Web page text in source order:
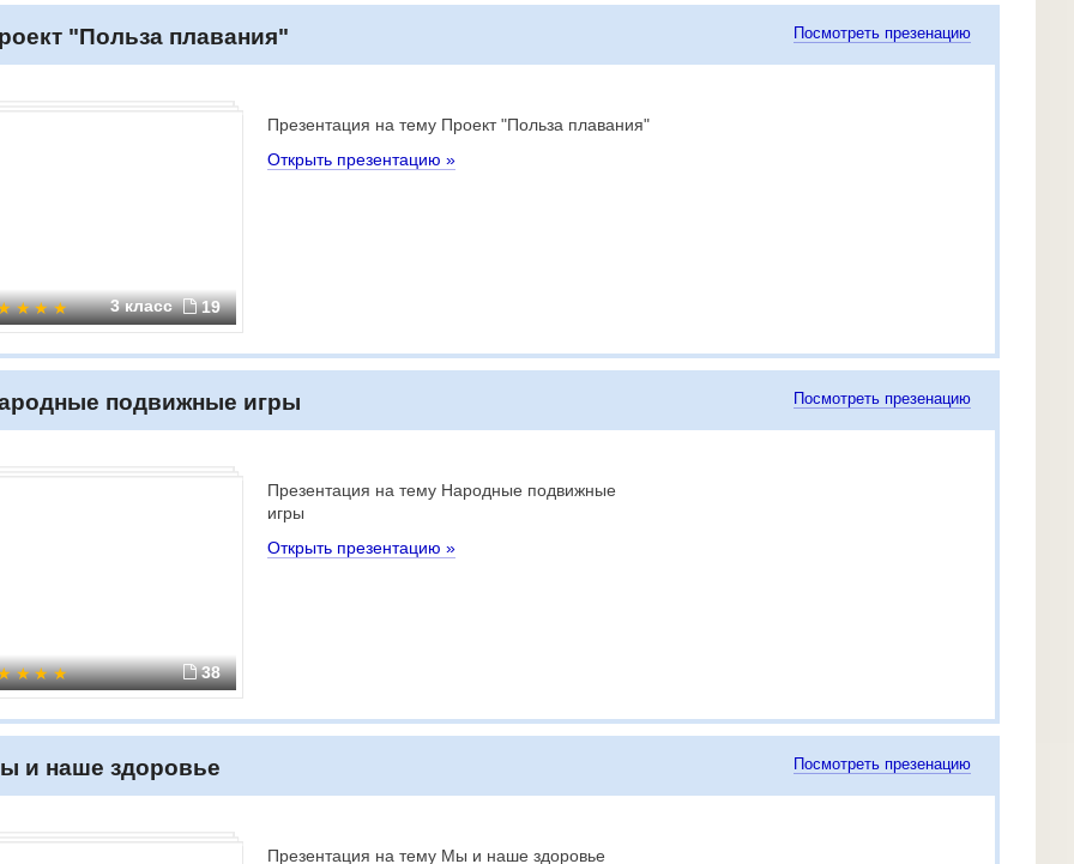
"Польза плавания" Посмотреть презенацию
3 класс 19
Презентация на тему Проект "Польза плавания"
Открыть презентацию »
подвижные игры Посмотреть презенацию
38
Презентация на тему Народные подвижные
игры
Открыть презентацию »
и наше здоровье Посмотреть презенацию
Презентация на тему Мы и наше здоровье